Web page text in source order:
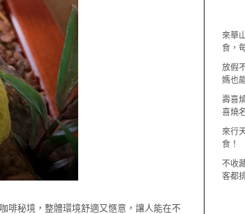
啡秘境，整體環境舒適又愜意，讓人能在不
來華
食，
放假
媽也
壽喜
喜燒
來行
食！
不收
客都